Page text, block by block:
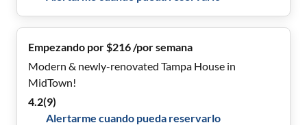
Empezando por $216 /por semana
Modern & newly-renovated Tampa House in
MidTown!
4.2(9)
Alertarme cuando pueda reservarlo